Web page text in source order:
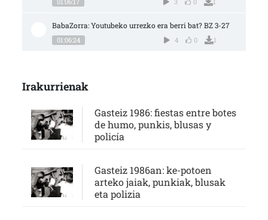
BabaZorra: Youtubeko urrezko era berri bat? BZ 3-27
01:06:24 4 0 1
Irakurrienak
Gasteiz 1986: fiestas entre botes
de humo, punkis, blusas y
policía
Gasteiz 1986an: ke-potoen
arteko jaiak, punkiak, blusak
eta polizia